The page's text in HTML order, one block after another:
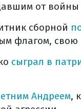
от войны
сборной
флагом,
сыграл в
Андреем,